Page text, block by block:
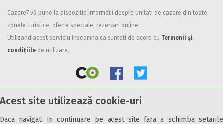
Acest site utilizează cookie-uri
Daca navigati in continuare pe acest site fara a schimba setarile
Facilități
Internet wireless
Parcare
All inclusive
Pensiune completa
Demipensiune
Cazare7 vă pune la dispozitie informatii despre unitati de cazare din toate
zonele turistice, oferte speciale, rezervari online.
Utilizand acest serviciu inseamna ca sunteti de acord cu Termenii și
condițiile de utilizare.